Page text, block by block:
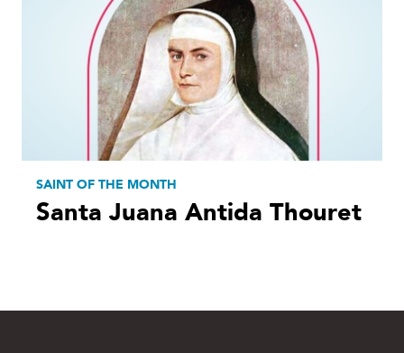
SAINT OF THE MONTH
Santa Juana Antida Thouret